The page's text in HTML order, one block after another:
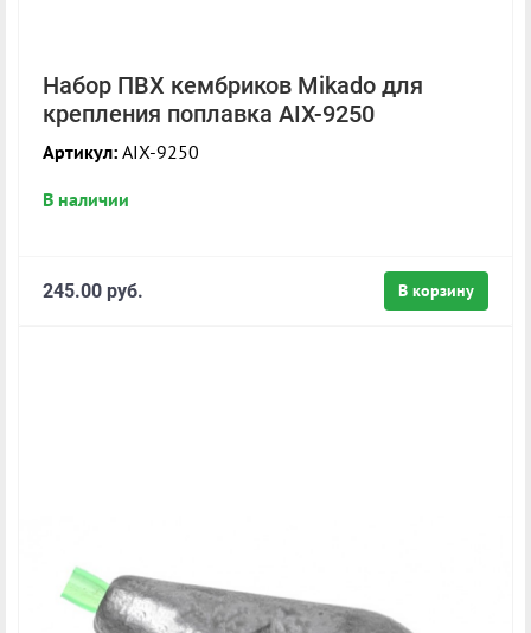
Набор ПВХ кембриков Mikado для
крепления поплавка AIX-9250
Артикул: AIX-9250
В наличии
В корзину
245.00 руб.